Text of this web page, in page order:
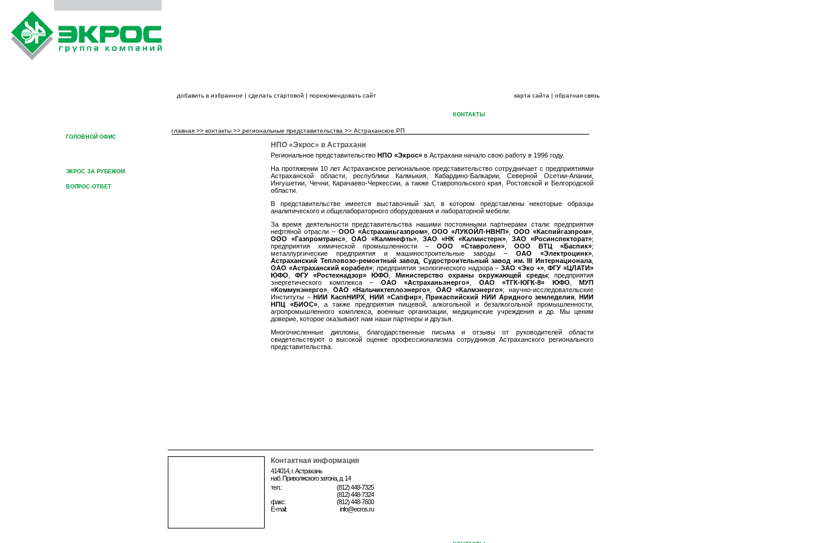
добавить в избранное | сделать стартовой | порекомендовать сайт карта сайта | обратная связь
КОНТАКТЫ
ГОЛОВНОЙ ОФИС
ЭКРОС ЗА РУБЕЖОМ
ВОПРОС-ОТВЕТ
главная >> контакты >> региональные представительства >> Астраханское РП
НПО «Экрос» в Астрахани
Региональное представительство НПО «Экрос» в Астрахани начало свою работу в 1996 году.
На протяжении 10 лет Астраханское региональное представительство сотрудничает с предприятиями
Астраханской области, республики Калмыкия, Кабардино-Балкарии, Северной Осетии-Алании,
Ингушетии, Чечни, Карачаево-Черкессии, а также Ставропольского края, Ростовской и Белгородской
области.
В представительстве имеется выставочный зал, в котором представлены некоторые образцы
аналитического и общелабораторного оборудования и лабораторной мебели.
За время деятельности представительства нашими постоянными партнерами стали: предприятия
нефтяной отрасли – ООО «Астраханьгазпром»,ООО «ЛУКОЙЛ-НВНП» ,ООО «Каспийгазпром»
ООО «Газпромтранс»
ОАО «Калмнефть» ЗАО «НК «Калмистерн» ЗАО «Росинспекторат»;
предприятия химической промышленности – ООО «Ставролен» ООО ВТЦ «Баспик»;
металлургические предприятия и машиностроительные заводы – ОАО «Электроцинк»
Астраханский Тепловозо-ремонтный завод
Судостроительный завод им. III Интернационала
ОАО «Астраханский корабел»; предприятия экологического надзора –ЗАО «Эко +»,ФГУ «ЦЛАТИ»
ЮФО
ФГУ «Ростехнадзор» ЮФО Министерство охраны окружающей среды; предприятия
энергетического комплекса – ОАО «Астраханьэнерго» ОАО «ТГК-ЮГК-8» ЮФО
МУП
«Коммунэнерго»
ОАО «Нальчиктеплоэнерго» ОАО «Калмэнерго»; научно-исследовательские
Институты –НИИ КаспНИРХ НИИ «Сапфир»,Прикаспийский НИИ Аридного земледелия ,НИИ
НПЦ «БИОС», а также предприятия пищевой, алкогольной и безалкогольной промышленности,
агропромышленного комплекса, военные организации, медицинские учреждения и др. Мы ценим
доверие, которое оказывают нам наши партнеры и друзья.
Многочисленные дипломы, благодарственные письма и отзывы от руководителей области
свидетельствуют о высокой оценке профессионализма сотрудников Астраханского регионального
представительства.
Контактная информация
414014, г. Астрахань
наб. Приволжского затона, д. 14
тел.:
(812) 448-7325
(812) 448-7324
факс:
(812) 448-7600
E-mail:
info@ecros.ru